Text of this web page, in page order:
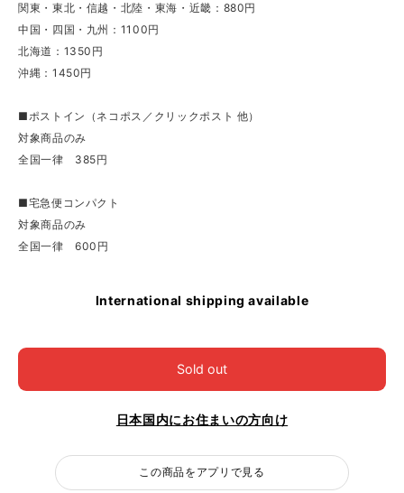
関東・東北・信越・北陸・東海・近畿：880円
中国・四国・九州：1100円
北海道：1350円
沖縄：1450円
■ポストイン（ネコポス／クリックポスト 他）
対象商品のみ
全国一律 385円
■宅急便コンパクト
対象商品のみ
全国一律 600円
International shipping available
Sold out
日本国内にお住まいの方向け
この商品をアプリで見る